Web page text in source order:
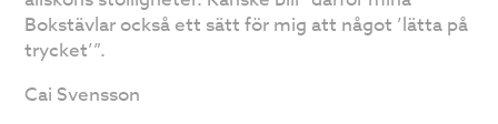
Bokstävlar också ett sätt för mig att något ’lätta på
trycket’”.
Cai Svensson